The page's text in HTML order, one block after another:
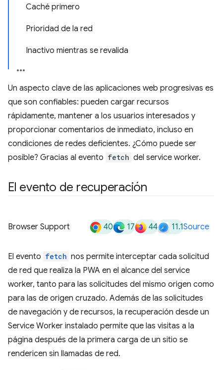
Caché primero
Prioridad de la red
Inactivo mientras se revalida
Un aspecto clave de las aplicaciones web progresivas es
que son confiables: pueden cargar recursos
rápidamente, mantener a los usuarios interesados y
proporcionar comentarios de inmediato, incluso en
condiciones de redes deficientes. ¿Cómo puede ser
posible? Gracias al evento fetch del service worker.
El evento de recuperación
Browser Support 40 17 44 11.1Source
El evento fetch nos permite interceptar cada solicitud
de red que realiza la PWA en el alcance del service
worker, tanto para las solicitudes del mismo origen como
para las de origen cruzado. Además de las solicitudes
de navegación y de recursos, la recuperación desde un
Service Worker instalado permite que las visitas a la
página después de la primera carga de un sitio se
rendericen sin llamadas de red.